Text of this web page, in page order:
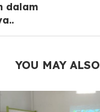
dalam
YOU MAY